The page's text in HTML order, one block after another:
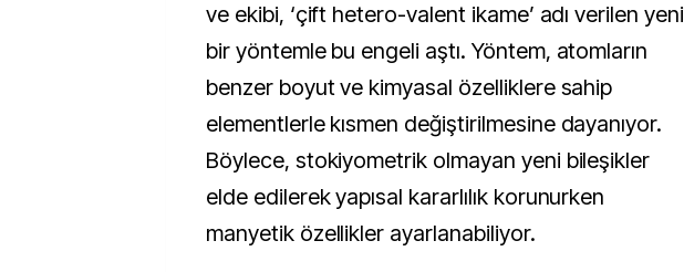
ve ekibi, ‘çift hetero-valent ikame’ adı verilen yeni
bir yöntemle bu engeli aştı. Yöntem, atomların
benzer boyut ve kimyasal özelliklere sahip
elementlerle kısmen değiştirilmesine dayanıyor.
Böylece, stokiyometrik olmayan yeni bileşikler
elde edilerek yapısal kararlılık korunurken
manyetik özellikler ayarlanabiliyor.